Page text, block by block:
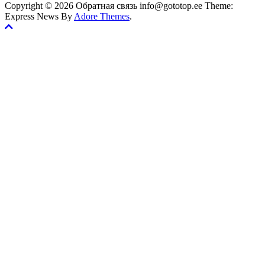
Copyright © 2026 Обратная связь info@gototop.ee Theme:
Express News By Adore Themes.